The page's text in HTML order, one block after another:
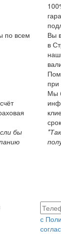
по всем
100
Вы
в
бы
при
Мы
с